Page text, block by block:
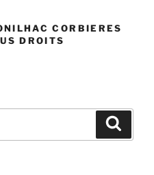
CORBIERES
DROITS